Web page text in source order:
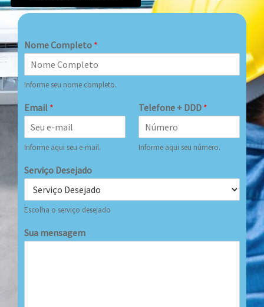
Nome Completo *
Informe seu nome completo.
Email *
Informe aqui seu e-mail.
Telefone + DDD *
Informe aqui seu número.
Serviço Desejado
Escolha o serviço desejado
Sua mensagem